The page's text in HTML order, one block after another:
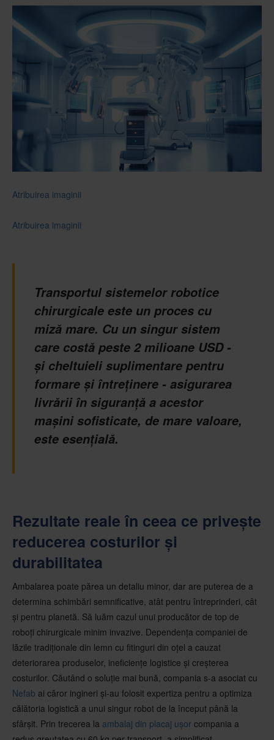
Atribuirea imaginii
Atribuirea imaginii
Transportul sistemelor robotice
chirurgicale este un proces cu
miză mare. Cu un singur sistem
care costă peste 2 milioane USD -
și cheltuieli suplimentare pentru
formare și întreținere - asigurarea
livrării în siguranță a acestor
mașini sofisticate, de mare valoare,
este esențială.
Rezultate reale în ceea ce privește
reducerea costurilor și
durabilitatea
Ambalarea poate părea un detaliu minor, dar are puterea de a
determina schimbări semnificative, atât pentru întreprinderi, cât
și pentru planetă. Să luăm cazul unui producător de top de
roboți chirurgicale minim invazive. Dependența companiei de
lăzile tradiționale din lemn cu fitinguri din oțel a cauzat
deteriorarea produselor, ineficiențe logistice și creșterea
costurilor. Căutând o soluție mai bună, compania s-a asociat cu
Nefab ai căror ingineri și-au folosit expertiza pentru a optimiza
călătoria logistică a unui singur robot de la început până la
sfârșit. Prin trecerea la ambalaj din placaj ușor compania a